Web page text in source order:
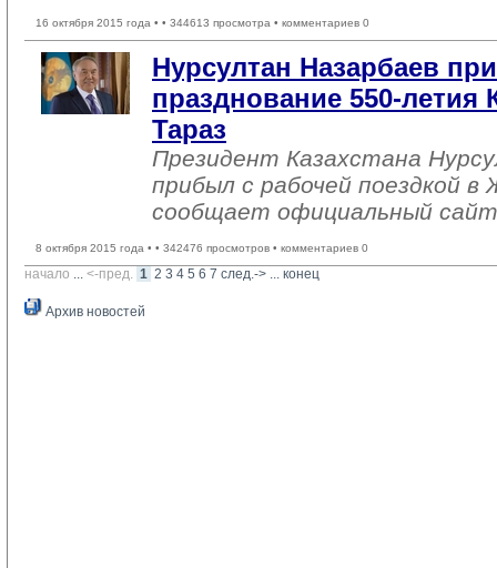
16 октября 2015 года • • 344613 просмотра • комментариев 0
Нурсултан Назарбаев
празднование 550-летия
Тараз
Президент Казахстана
прибыл с рабочей поездкой
сообщает официальный
8 октября 2015 года • • 342476 просмотров • комментариев 0
начало ... <-пред. 1 2 3 4 5 6 7 след.-> ... конец
Архив новостей